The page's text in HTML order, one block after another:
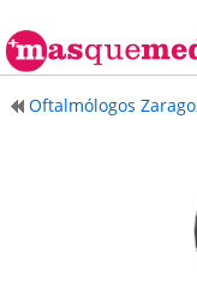
Oftalmólogos